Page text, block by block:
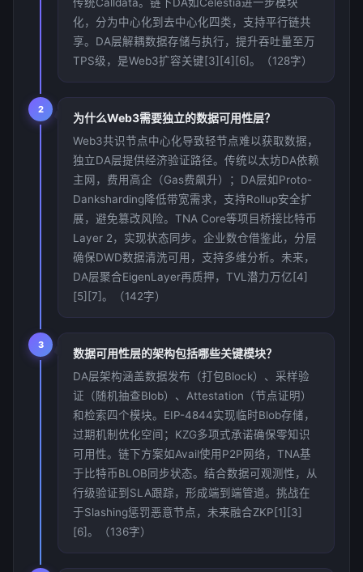
化，分为中心化到去中心化四类，支持平行链共
享。DA层解耦数据存储与执行，提升吞吐量至万
TPS级，是Web3扩容关键[3][4][6]。（128字）
2
为什么Web3需要独立的数据可用性层？
Web3共识节点中心化导致轻节点难以获取数据，
独立DA层提供经济验证路径。传统以太坊DA依赖
主网，费用高企（Gas费飙升）；DA层如Proto-
Danksharding降低带宽需求，支持Rollup安全扩
展，避免篡改风险。TNA Core等项目桥接比特币
Layer 2，实现状态同步。企业数仓借鉴此，分层
确保DWD数据清洗可用，支持多维分析。未来，
DA层聚合EigenLayer再质押，TVL潜力万亿[4]
[5][7]。（142字）
3
数据可用性层的架构包括哪些关键模块？
DA层架构涵盖数据发布（打包Block）、采样验
证（随机抽查Blob）、Attestation（节点证明）
和检索四个模块。EIP-4844实现临时Blob存储，
过期机制优化空间；KZG多项式承诺确保零知识
可用性。链下方案如Avail使用P2P网络，TNA基
于比特币BLOB同步状态。结合数据可观测性，从
行级验证到SLA跟踪，形成端到端管道。挑战在
于Slashing惩罚恶意节点，未来融合ZKP[1][3]
[6]。（136字）